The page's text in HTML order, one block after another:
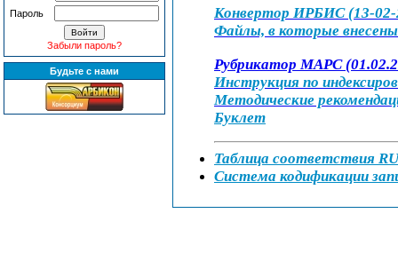
Пароль
Забыли пароль?
Будьте с нами
Конвертор ИРБИС (13-02-
Файлы, в которые
Рубрикатор МАРС
Инструкция по
Методические
Буклет
Таблица соответствия
Система кодификации